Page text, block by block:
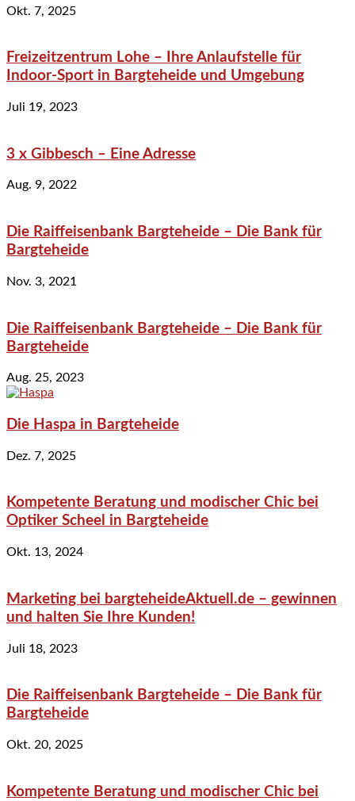
Okt. 7, 2025
Freizeitzentrum Lohe – Ihre Anlaufstelle für
Indoor-Sport in Bargteheide und Umgebung
Juli 19, 2023
3 x Gibbesch – Eine Adresse
Aug. 9, 2022
Die Raiffeisenbank Bargteheide – Die Bank für
Bargteheide
Nov. 3, 2021
Die Raiffeisenbank Bargteheide – Die Bank für
Bargteheide
Aug. 25, 2023
Die Haspa in Bargteheide
Dez. 7, 2025
Kompetente Beratung und modischer Chic bei
Optiker Scheel in Bargteheide
Okt. 13, 2024
Marketing bei bargteheideAktuell.de – gewinnen
und halten Sie Ihre Kunden!
Juli 18, 2023
Die Raiffeisenbank Bargteheide – Die Bank für
Bargteheide
Okt. 20, 2025
Kompetente Beratung und modischer Chic bei